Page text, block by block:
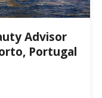
Advisor
Portugal